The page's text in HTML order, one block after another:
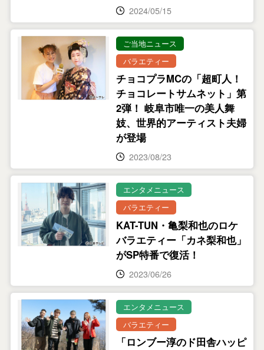
2024/05/15
ご当地ニュース
バラエティー
チョコプラMCの「超町人！
チョコレートサムネット」第
2弾！ 岐阜市唯一の美人舞
妓、世界的アーティスト夫婦
が登場
2023/08/23
エンタメニュース
バラエティー
KAT-TUN・亀梨和也のロケ
バラエティー「カネ梨和也」
がSP特番で復活！
2023/06/26
エンタメニュース
バラエティー
「ロンブー淳のド田舎ハッピ